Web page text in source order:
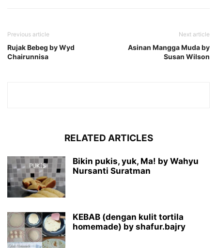
Previous article
Rujak Bebeg by Wyd
Chairunnisa
Next article
Asinan Mangga Muda by
Susan Wilson
RELATED ARTICLES
Bikin pukis, yuk, Ma! by Wahyu
Nursanti Suratman
KEBAB (dengan kulit tortila
homemade) by shafur.bajry